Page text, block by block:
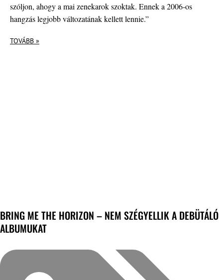
szóljon, ahogy a mai zenekarok szoktak. Ennek a 2006-os
hangzás legjobb változatának kellett lennie.”
TOVÁBB »
BRING ME THE HORIZON – NEM SZÉGYELLIK A DEBÜTÁLÓ
ALBUMUKAT